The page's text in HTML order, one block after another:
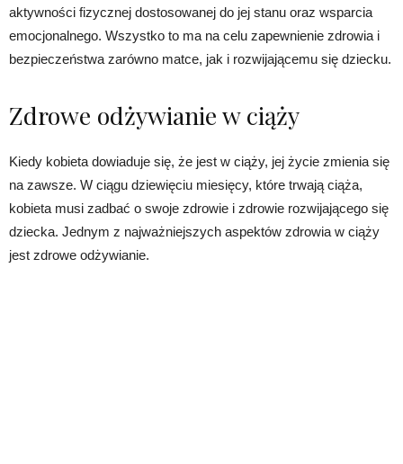
aktywności fizycznej dostosowanej do jej stanu oraz wsparcia
emocjonalnego. Wszystko to ma na celu zapewnienie zdrowia i
bezpieczeństwa zarówno matce, jak i rozwijającemu się dziecku.
Zdrowe odżywianie w ciąży
Kiedy kobieta dowiaduje się, że jest w ciąży, jej życie zmienia się
na zawsze. W ciągu dziewięciu miesięcy, które trwają ciąża,
kobieta musi zadbać o swoje zdrowie i zdrowie rozwijającego się
dziecka. Jednym z najważniejszych aspektów zdrowia w ciąży
jest zdrowe odżywianie.